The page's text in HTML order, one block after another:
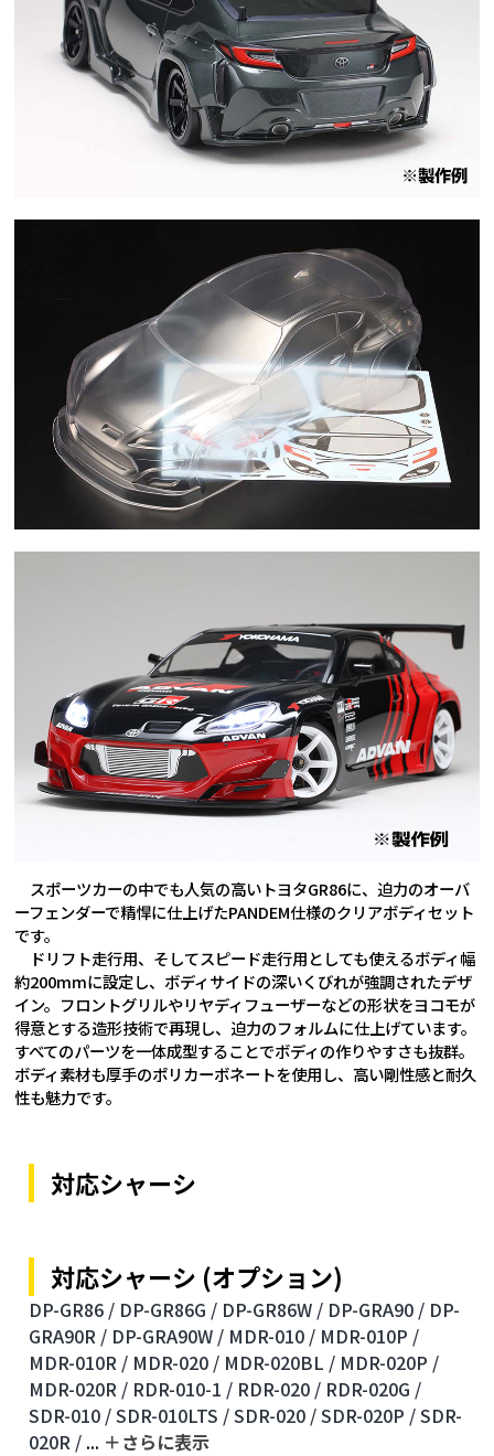
スポーツカーの中でも人気の高いトヨタGR86に、迫力のオーバ
ーフェンダーで精悍に仕上げたPANDEM仕様のクリアボディセット
です。
ドリフト走行用、そしてスピード走行用としても使えるボディ幅
約200mmに設定し、ボディサイドの深いくびれが強調されたデザ
イン。フロントグリルやリヤディフューザーなどの形状をヨコモが
得意とする造形技術で再現し、迫力のフォルムに仕上げています。
すべてのパーツを一体成型することでボディの作りやすさも抜群。
ボディ素材も厚手のポリカーボネートを使用し、高い剛性感と耐久
性も魅力です。
対応シャーシ
対応シャーシ (オプション)
DP-GR86 / DP-GR86G / DP-GR86W / DP-GRA90 / DP-
GRA90R / DP-GRA90W / MDR-010 / MDR-010P /
MDR-010R / MDR-020 / MDR-020BL / MDR-020P /
MDR-020R / RDR-010-1 / RDR-020 / RDR-020G /
SDR-010 /SDR-010LTS /SDR-020 /SDR-020P /SDR-
020R / ... ＋さらに表⽰